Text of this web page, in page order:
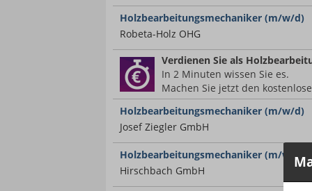
Holzbearbeitungsmechaniker (m/w/d)
Robeta-Holz OHG
Verdienen Sie als
In 2 Minuten wissen Sie es.
Machen Sie jetzt den
Holzbearbeitungsmechaniker (m/w/d)
Josef Ziegler GmbH
Holzbearbeitungsmechaniker (m/w/d)
Hirschbach GmbH